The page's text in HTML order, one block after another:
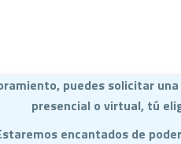
puedes solicitar
presencial o virtual, tú
encantados de